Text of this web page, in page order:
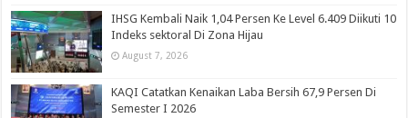
IHSG Kembali Naik 1,04 Persen Ke Level 6.409 Diikuti 10
Indeks sektoral Di Zona Hijau
August 7, 2026
KAQI Catatkan Kenaikan Laba Bersih 67,9 Persen Di
Semester I 2026